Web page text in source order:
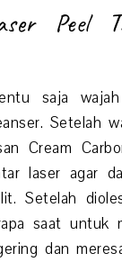
Peel
saja
Setelah
Cream
laser agar
Setelah
saat untuk
dan